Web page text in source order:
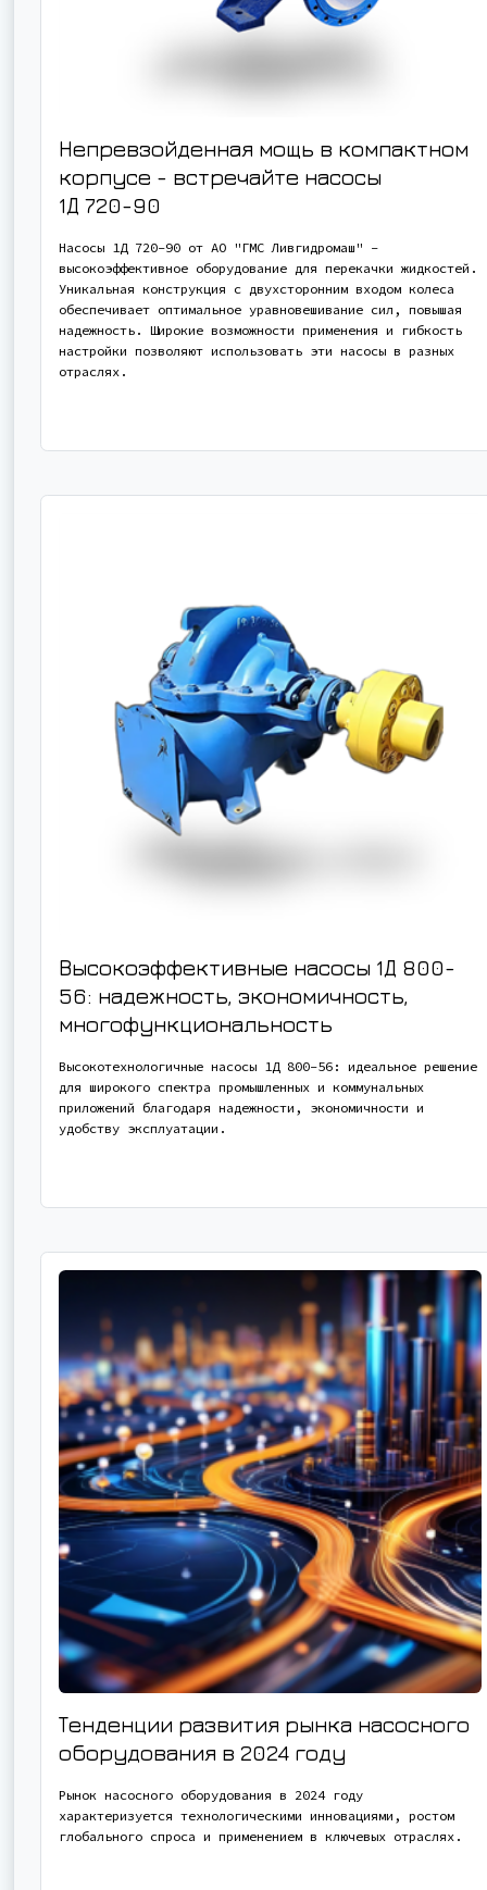
Непревзойденная мощь в компактном
корпусе - встречайте насосы
1Д 720-90
Насосы 1Д 720-90 от АО "ГМС Ливгидромаш" -
высокоэффективное оборудование для перекачки жидкостей.
Уникальная конструкция с двухсторонним входом колеса
обеспечивает оптимальное уравновешивание сил, повышая
надежность. Широкие возможности применения и гибкость
настройки позволяют использовать эти насосы в разных
отраслях.
Высокоэффективные насосы 1Д 800-
56: надежность, экономичность,
многофункциональность
Высокотехнологичные насосы 1Д 800-56: идеальное решение
для широкого спектра промышленных и коммунальных
приложений благодаря надежности, экономичности и
удобству эксплуатации.
Тенденции развития рынка насосного
оборудования в 2024 году
Рынок насосного оборудования в 2024 году
характеризуется технологическими инновациями, ростом
глобального спроса и применением в ключевых отраслях.